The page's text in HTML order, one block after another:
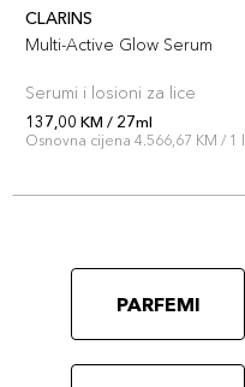
CLARINS
Multi-Active Glow Serum
Serumi i losioni za lice
137,00 KM / 27ml
Osnovna cijena 4.566,67 KM / 1 l
PARFEMI